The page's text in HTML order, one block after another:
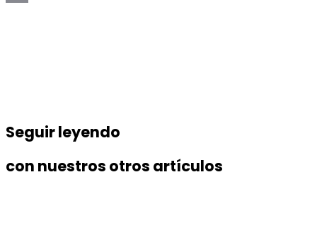
Seguir leyendo
con nuestros otros artículos